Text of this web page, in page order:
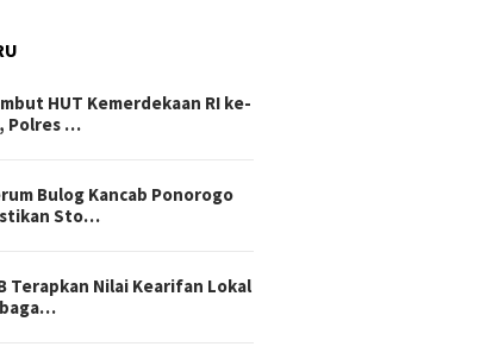
HUT Kemerdekaan RI ke-
Polres …
Bulog Kancab Ponorogo
Sto…
Terapkan Nilai Kearifan Lokal